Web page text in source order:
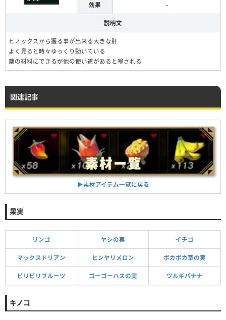
効果 -
説明文
ヒノックスから獲る事が出来る大きな肝
よく見ると時々ゆっくり動いている
薬の材料にできるが他の使い道があると噂される
関連記事
▶︎素材アイテム一覧に戻る
果実
リンゴ ヤシの実 イチゴ
マックスドリアン ヒンヤリメロン ポカポカ草の実
ビリビリフルーツ ゴーゴーハスの実 ツルギバナナ
キノコ